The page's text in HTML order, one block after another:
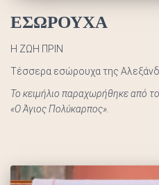
ΕΣΩΡΟΥΧΑ
Η ΖΩΗ ΠΡΙΝ
Τέσσερα εσώρουχα της
Το κειμήλιο παραχωρήθηκε από
«Ο Άγιος Πολύκαρπος».